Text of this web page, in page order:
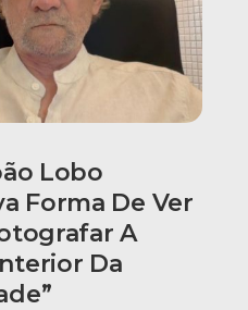
Lobo
Forma De Ver
A
Da